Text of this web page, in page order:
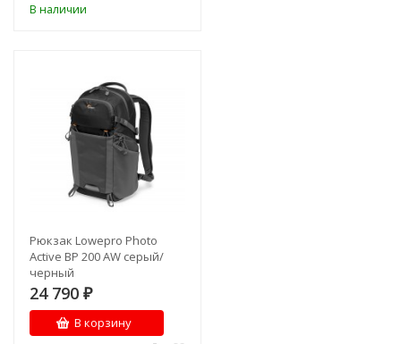
В наличии
Рюкзак Lowepro Photo
Active BP 200 AW серый/
черный
24 790 ₽
В корзину